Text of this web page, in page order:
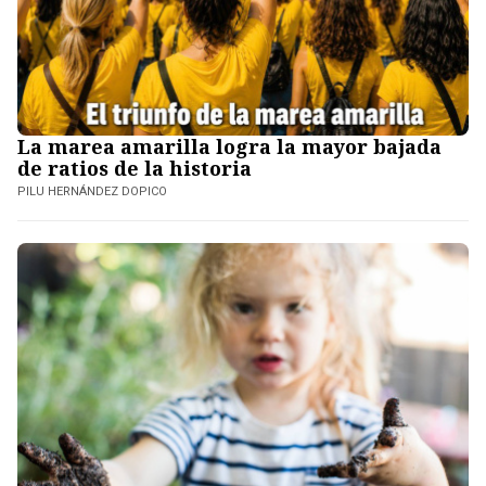
La marea amarilla logra la mayor bajada
de ratios de la historia
PILU HERNÁNDEZ DOPICO